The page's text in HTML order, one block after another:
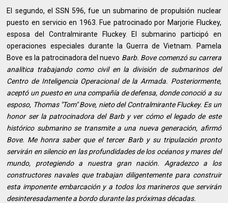
El segundo, el SSN 596, fue un submarino de propulsión nuclear
puesto en servicio en 1963. Fue patrocinado por Marjorie Fluckey,
esposa del Contralmirante Fluckey. El submarino participó en
operaciones especiales durante la Guerra de Vietnam. Pamela
Bove es la patrocinadora del nuevo Barb. Bove comenzó su carrera
analítica trabajando como civil en la división de submarinos del
Centro de Inteligencia Operacional de la Armada. Posteriormente,
aceptó un puesto en una compañía de defensa, donde conoció a su
esposo, Thomas "Tom" Bove, nieto del Contralmirante Fluckey. Es un
honor ser la patrocinadora del Barb y ver cómo el legado de este
histórico submarino se transmite a una nueva generación, afirmó
Bove. Me honra saber que el tercer Barby su tripulación pronto
servirán en silencio en las profundidades de los océanos y mares del
mundo, protegiendo a nuestra gran nación. Agradezco a los
constructores navales que trabajan diligentemente para construir
esta imponente embarcación y a todos los marineros que servirán
desinteresadamente a bordo durante las próximas décadas.